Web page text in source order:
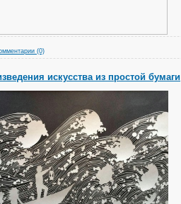
(0)
искусства из простой бумаги